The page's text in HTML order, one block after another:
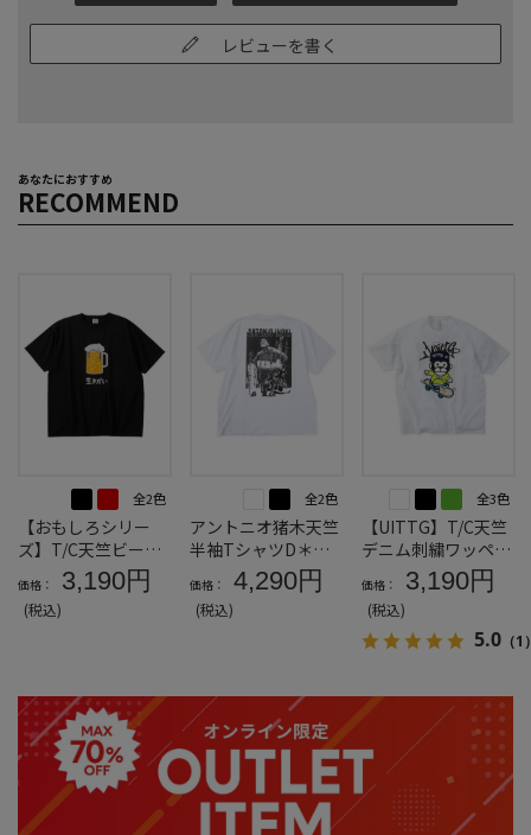
レビューを書く
あなたにおすすめ
RECOMMEND
全2色
【おもしろシリー
ズ】T/C天竺ビール
生きがい半袖Tシャ
ツ＊カタログ商品
価格： 3,190円
(税込)
全2色
アントニオ猪木天竺
半袖TシャツD＊カ
タログ商品
価格： 4,290円
(税込)
全3色
【UITTG】T/C天竺
デニム刺繍ワッペン
半袖Tシャツ＊カタ
ログ商品
価格： 3,190円
(税込)
5.0 （1